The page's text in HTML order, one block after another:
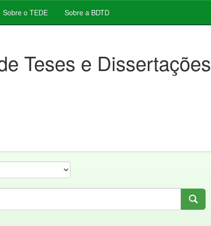
Sobre o TEDE Sobre a BDTD
Teses e Dissertações